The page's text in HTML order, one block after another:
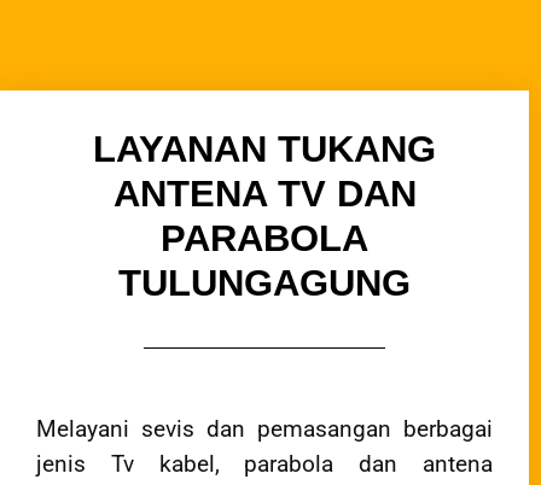
LAYANAN TUKANG
ANTENA TV DAN
PARABOLA
TULUNGAGUNG
Melayani sevis dan pemasangan berbagai
jenis Tv kabel, parabola dan antena